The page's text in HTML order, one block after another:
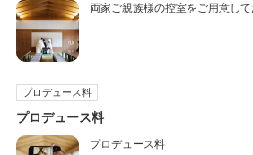
両家ご親族様の控室をご用意して
プロデュース料
プロデュース料
プロデュース料